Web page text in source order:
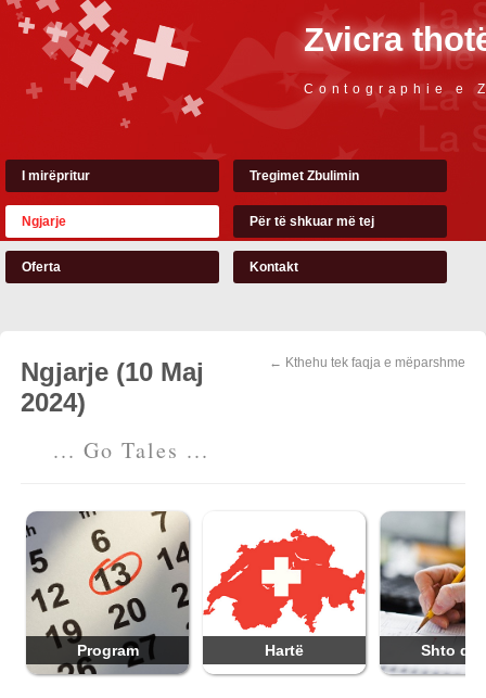
Zvicra
Contographie e
I mirëpritur Tregimet Zbulimin
Ngjarje Për të shkuar më tej
Oferta Kontakt
← Kthehu tek faqja e mëparshme
Ngjarje (10 Maj
2024)
... Go Tales ...
Program Hartë Shto